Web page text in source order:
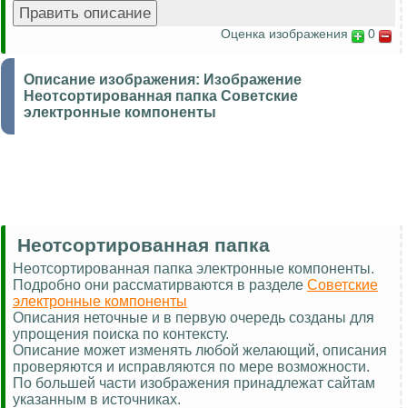
Оценка изображения 0
Описание изображения: Изображение
Неотсортированная папка Советские
электронные компоненты
Неотсортированная папка
Неотсортированная папка электронные компоненты.
Подробно они рассматирваются в разделе Советские
электронные компоненты
Описания неточные и в первую очередь созданы для
упрощения поиска по контексту.
Описание может изменять любой желающий, описания
проверяются и исправляются по мере возможности.
По большей части изображения принадлежат сайтам
указанным в источниках.